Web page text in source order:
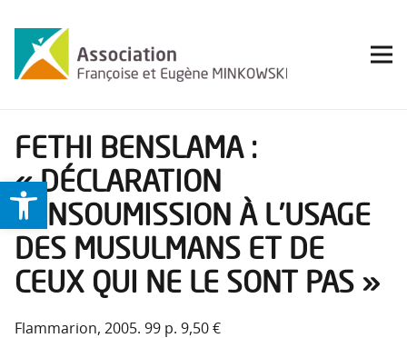
Ouvrir la barre d’outils
FETHI BENSLAMA :
« DÉCLARATION
D’INSOUMISSION À L’USAGE
DES MUSULMANS ET DE
CEUX QUI NE LE SONT PAS »
Flammarion, 2005. 99 p. 9,50 €